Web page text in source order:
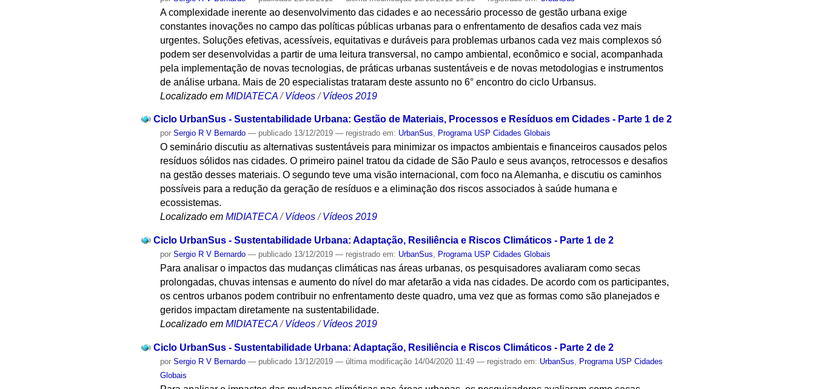
A complexidade inerente ao desenvolvimento das cidades e ao necessário processo de gestão urbana exige
constantes inovações no campo das políticas públicas urbanas para o enfrentamento de desafios cada vez mais
urgentes. Soluções efetivas, acessíveis, equitativas e duráveis para problemas urbanos cada vez mais complexos só
podem ser desenvolvidas a partir de uma leitura transversal, no campo ambiental, econômico e social, acompanhada
pela implementação de novas tecnologias, de práticas urbanas sustentáveis e de novas metodologias e instrumentos
de análise urbana. Mais de 20 especialistas trataram deste assunto no 6° encontro do ciclo Urbansus.
Localizado em MIDIATECA /Vídeos /Vídeos 2019
Ciclo UrbanSus - Sustentabilidade Urbana: Gestão de Materiais, Processos e Resíduos em Cidades - Parte 1 de 2
porSergio R V Bernardo — publicado 13/12/2019— registrado em: UrbanSus, Programa USP Cidades Globais
O seminário discutiu as alternativas sustentáveis para minimizar os impactos ambientais e financeiros causados pelos
resíduos sólidos nas cidades. O primeiro painel tratou da cidade de São Paulo e seus avanços, retrocessos e desafios
na gestão desses materiais. O segundo teve uma visão internacional, com foco na Alemanha, e discutiu os caminhos
possíveis para a redução da geração de resíduos e a eliminação dos riscos associados à saúde humana e
ecossistemas.
Localizado em MIDIATECA /Vídeos /Vídeos 2019
Ciclo UrbanSus - Sustentabilidade Urbana: Adaptação, Resiliência e Riscos Climáticos - Parte 1 de 2
porSergio R V Bernardo — publicado 13/12/2019— registrado em: UrbanSus, Programa USP Cidades Globais
Para analisar o impactos das mudanças climáticas nas áreas urbanas, os pesquisadores avaliaram como secas
prolongadas, chuvas intensas e aumento do nível do mar afetarão a vida nas cidades. De acordo com os participantes,
os centros urbanos podem contribuir no enfrentamento deste quadro, uma vez que as formas como são planejados e
geridos impactam diretamente na sustentabilidade.
Localizado em MIDIATECA /Vídeos /Vídeos 2019
Ciclo UrbanSus - Sustentabilidade Urbana: Adaptação, Resiliência e Riscos Climáticos - Parte 2 de 2
porSergio R V Bernardo — publicado 13/12/2019— última modificação 14/04/2020 11:49— registrado em: UrbanSus
Programa USP Cidades
Globais